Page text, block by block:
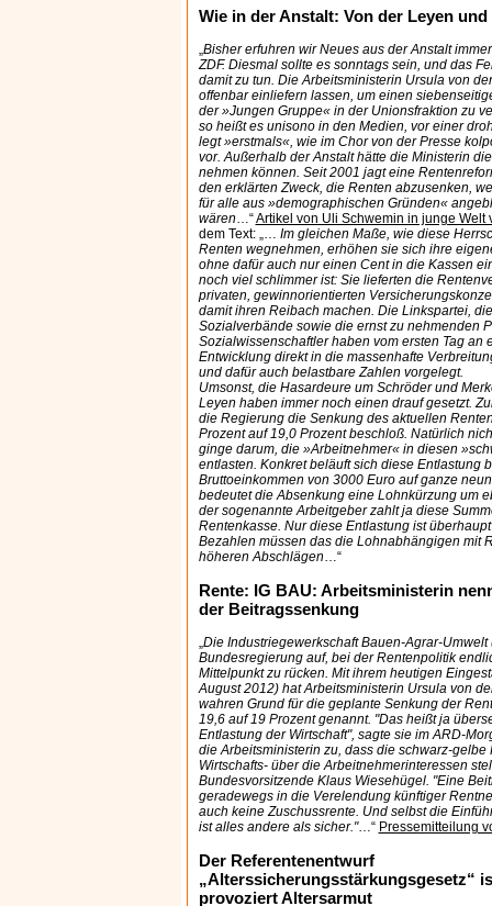
Wie in der Anstalt: Von der Leyen
„Bisher erfuhren wir Neues aus der Anstalt
ZDF. Diesmal sollte es sonntags sein, und das
damit zu tun. Die Arbeitsministerin Ursula von
offenbar einliefern lassen, um einen
der »Jungen Gruppe« in der Unionsfraktion zu
so heißt es unisono in den Medien, vor einer
legt »erstmals«, wie im Chor von der Presse
vor. Außerhalb der Anstalt hätte die Ministerin
nehmen können. Seit 2001 jagt eine
den erklärten Zweck, die Renten abzusenken,
für alle aus »demographischen Gründen«
wären…“Artikel von Uli Schwemin in junge Welt
dem Text: „… Im gleichen Maße, wie diese
Renten wegnehmen, erhöhen sie sich ihre
ohne dafür auch nur einen Cent in die Kassen
noch viel schlimmer ist: Sie lieferten die
privaten, gewinnorientierten
damit ihren Reibach machen. Die Linkspartei,
Sozialverbände sowie die ernst zu nehmenden
Sozialwissenschaftler haben vom ersten Tag an
Entwicklung direkt in die massenhafte
und dafür auch belastbare Zahlen vorgelegt.
Umsonst, die Hasardeure um Schröder und
Leyen haben immer noch einen drauf gesetzt.
die Regierung die Senkung des aktuellen
Prozent auf 19,0 Prozent beschloß. Natürlich
ginge darum, die »Arbeitnehmer« in diesen
entlasten. Konkret beläuft sich diese Entlastung
Bruttoeinkommen von 3000 Euro auf ganze
bedeutet die Absenkung eine Lohnkürzung um
der sogenannte Arbeitgeber zahlt ja diese
Rentenkasse. Nur diese Entlastung ist
Bezahlen müssen das die Lohnabhängigen mit
höheren Abschlägen…“
Rente: IG BAU: Arbeitsministerin
der Beitragssenkung
„Die Industriegewerkschaft Bauen-Agrar-Umwelt
Bundesregierung auf, bei der Rentenpolitik
Mittelpunkt zu rücken. Mit ihrem heutigen
August 2012) hat Arbeitsministerin Ursula von
wahren Grund für die geplante Senkung der
19,6 auf 19 Prozent genannt. "Das heißt ja
Entlastung der Wirtschaft", sagte sie im ARD-
die Arbeitsministerin zu, dass die schwarz-gelbe
Wirtschafts- über die Arbeitnehmerinteressen
Bundesvorsitzende Klaus Wiesehügel. "Eine
geradewegs in die Verelendung künftiger
auch keine Zuschussrente. Und selbst die
ist alles andere als sicher."…“ Pressemitteilung
Der Referentenentwurf
„Alterssicherungsstärkungsgesetz“
provoziert Altersarmut